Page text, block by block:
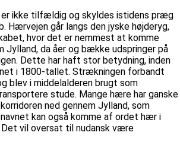
ikke tilfældig og skyldes istidens præg
Hærvejen går langs den jyske højderyg,
hvor det er nemmest at komme
Jylland, da åer og bække udspringer på
Dette har haft stor betydning, inden
i 1800-tallet. Strækningen forbandt
blev i middelalderen brugt som
stude. Mange hære har ganske
ned gennem Jylland, som
kan også komme af ordet hær i
Det vil oversat til nudansk være